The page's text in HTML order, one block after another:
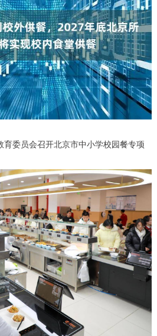
委员会召开北京市中小学校园餐专项